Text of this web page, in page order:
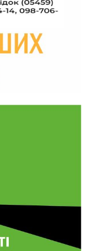
уникнути
Пам’яті
Ємця (ВІДЕО)
чому в
до зими та
виконкому
віра в
Богдан Ємець